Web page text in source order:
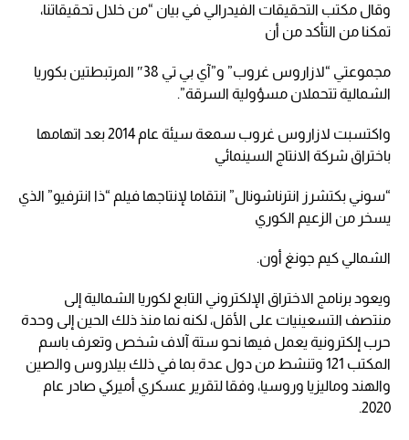
وقال مكتب التحقيقات الفيدرالي في بيان “من خلال تحقيقاتنا،
تمكنا من التأكد من أن
مجموعتي “لازاروس غروب” و”آي بي تي 38″ المرتبطتين بكوريا
الشمالية تتحملان مسؤولية السرقة”.
واكتسبت لازاروس غروب سمعة سيئة عام 2014 بعد اتهامها
باختراق شركة الانتاج السينمائي
“سوني بكتشرز انترناشونال” انتقاما لإنتاجها فيلم “ذا انترفيو” الذي
يسخر من الزعيم الكوري
الشمالي كيم جونغ أون.
ويعود برنامج الاختراق الإلكتروني التابع لكوريا الشمالية إلى
منتصف التسعينيات على الأقل، لكنه نما منذ ذلك الحين إلى وحدة
حرب إلكترونية يعمل فيها نحو ستة آلاف شخص وتعرف باسم
المكتب 121 وتنشط من دول عدة بما في ذلك بيلاروس والصين
والهند وماليزيا وروسيا، وفقا لتقرير عسكري أميركي صادر عام
2020.